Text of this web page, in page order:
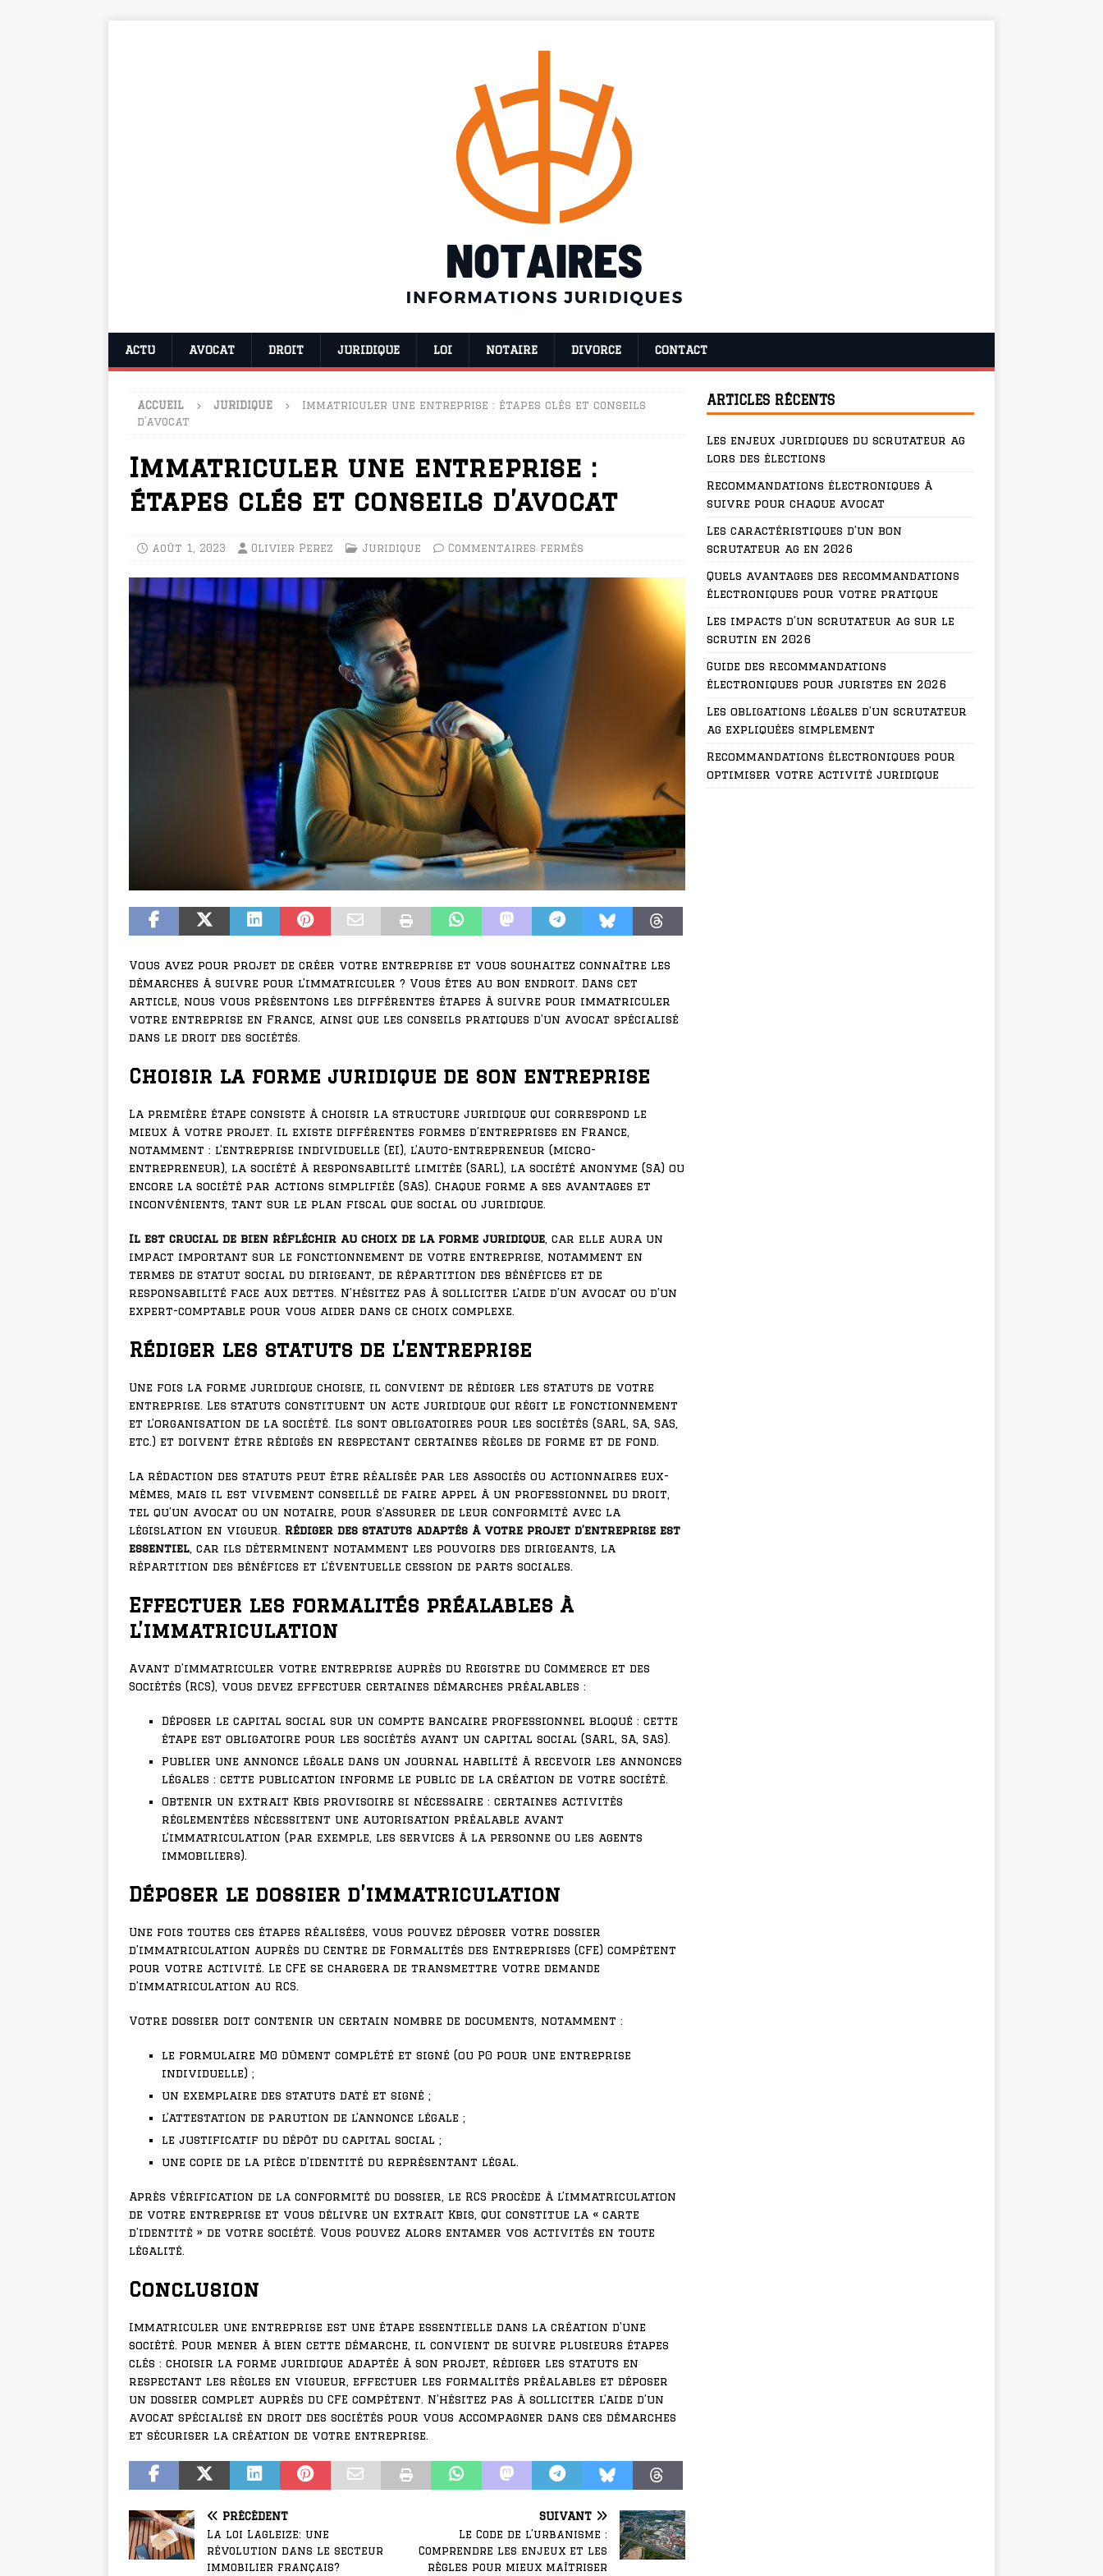
ACTU AVOCAT DROIT JURIDIQUE LOI NOTAIRE DIVORCE CONTACT
ACCUEIL JURIDIQUE
Immatriculer une entreprise : étapes clés et conseils
d’avocat
Immatriculer une entreprise :
étapes clés et conseils d’avocat
août 1, 2023 Olivier Perez Juridique Commentaires fermés
Vous avez pour projet de créer votre entreprise et vous souhaitez connaître les
démarches à suivre pour l’immatriculer ? Vous êtes au bon endroit. Dans cet
article, nous vous présentons les différentes étapes à suivre pour immatriculer
votre entreprise en France, ainsi que les conseils pratiques d’un avocat spécialisé
dans le droit des sociétés.
Choisir la forme juridique de son entreprise
La première étape consiste à choisir la structure juridique qui correspond le
mieux à votre projet. Il existe différentes formes d’entreprises en France,
notamment : l’entreprise individuelle (EI), l’auto-entrepreneur (micro-
entrepreneur), la société à responsabilité limitée (SARL), la société anonyme (SA) ou
encore la société par actions simplifiée (SAS). Chaque forme a ses avantages et
inconvénients, tant sur le plan fiscal que social ou juridique.
Il est crucial de bien réfléchir au choix de la forme juridique , car elle aura un
impact important sur le fonctionnement de votre entreprise, notamment en
termes de statut social du dirigeant, de répartition des bénéfices et de
responsabilité face aux dettes. N’hésitez pas à solliciter l’aide d’un avocat ou d’un
expert-comptable pour vous aider dans ce choix complexe.
Rédiger les statuts de l’entreprise
Une fois la forme juridique choisie, il convient de rédiger les statuts de votre
entreprise. Les statuts constituent un acte juridique qui régit le fonctionnement
et l’organisation de la société. Ils sont obligatoires pour les sociétés (SARL, SA, SAS,
etc.) et doivent être rédigés en respectant certaines règles de forme et de fond.
La rédaction des statuts peut être réalisée par les associés ou actionnaires eux-
mêmes, mais il est vivement conseillé de faire appel à un professionnel du droit,
tel qu’un avocat ou un notaire, pour s’assurer de leur conformité avec la
législation en vigueur. Rédiger des statuts adaptés à votre projet d’entreprise est
essentiel , car ils déterminent notamment les pouvoirs des dirigeants, la
répartition des bénéfices et l’éventuelle cession de parts sociales.
Effectuer les formalités préalables à
l’immatriculation
Avant d’immatriculer votre entreprise auprès du Registre du Commerce et des
Sociétés (RCS), vous devez effectuer certaines démarches préalables :
Déposer le capital social sur un compte bancaire professionnel bloqué : cette
étape est obligatoire pour les sociétés ayant un capital social (SARL, SA, SAS).
Publier une annonce légale dans un journal habilité à recevoir les annonces
légales : cette publication informe le public de la création de votre société.
Obtenir un extrait Kbis provisoire si nécessaire : certaines activités
réglementées nécessitent une autorisation préalable avant
l’immatriculation (par exemple, les services à la personne ou les agents
immobiliers).
Déposer le dossier d’immatriculation
Une fois toutes ces étapes réalisées, vous pouvez déposer votre dossier
d’immatriculation auprès du Centre de Formalités des Entreprises (CFE) compétent
pour votre activité. Le CFE se chargera de transmettre votre demande
d’immatriculation au RCS.
Votre dossier doit contenir un certain nombre de documents, notamment :
le formulaire M0 dûment complété et signé (ou P0 pour une entreprise
individuelle) ;
un exemplaire des statuts daté et signé ;
l’attestation de parution de l’annonce légale ;
le justificatif du dépôt du capital social ;
une copie de la pièce d’identité du représentant légal.
Après vérification de la conformité du dossier, le RCS procède à l’immatriculation
de votre entreprise et vous délivre un extrait Kbis, qui constitue la « carte
d’identité » de votre société. Vous pouvez alors entamer vos activités en toute
légalité.
Conclusion
Immatriculer une entreprise est une étape essentielle dans la création d’une
société. Pour mener à bien cette démarche, il convient de suivre plusieurs étapes
clés : choisir la forme juridique adaptée à son projet, rédiger les statuts en
respectant les règles en vigueur, effectuer les formalités préalables et déposer
un dossier complet auprès du CFE compétent. N’hésitez pas à solliciter l’aide d’un
avocat spécialisé en droit des sociétés pour vous accompagner dans ces démarches
et sécuriser la création de votre entreprise.
PRÉCÉDENT
La loi Lagleize: une
révolution dans le secteur
immobilier français?
SUIVANT
Le Code de l’urbanisme :
Comprendre les enjeux et les
règles pour mieux maîtriser
ARTICLES RÉCENTS
Les enjeux juridiques du scrutateur ag
lors des élections
Recommandations électroniques à
suivre pour chaque avocat
Les caractéristiques d’un bon
scrutateur ag en 2026
Quels avantages des recommandations
électroniques pour votre pratique
Les impacts d’un scrutateur ag sur le
scrutin en 2026
Guide des recommandations
électroniques pour juristes en 2026
Les obligations légales d’un scrutateur
ag expliquées simplement
Recommandations électroniques pour
optimiser votre activité juridique